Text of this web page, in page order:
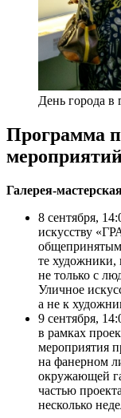
День города в
Программа
Галерея-
8 сентября,
искусству
те художники,
не только с
Уличное
а не к
9 сентября,
в рамках
мероприятия
на фанерном
окружающей
частью
несколько